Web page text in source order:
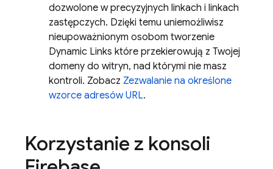
dozwolone w precyzyjnych linkach i linkach
zastępczych. Dzięki temu uniemożliwisz
nieupoważnionym osobom tworzenie
Dynamic Links które przekierowują z Twojej
domeny do witryn, nad którymi nie masz
kontroli. Zobacz Zezwalanie na określone
wzorce adresów URL.
Korzystanie z konsoli